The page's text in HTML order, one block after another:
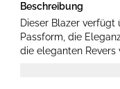
Beschreibung
Dieser Blazer
Passform, die
die eleganten